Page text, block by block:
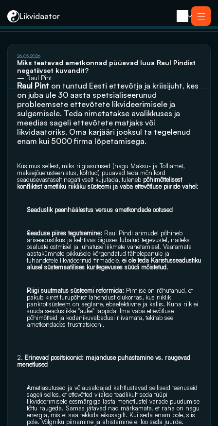
Likvidaator
Ликвидация с продажей
Ликвидация компании
Реорганизация
Банкротство
Закрытие компании e-резидента
Kontakt
26.05.2026
Miks teatavad ametkonnad püüavad luua Raul Pindist
negatiivset kuvandit?
— Raul Pint
Raul Pint on tuntud Eesti ettevõtja ja kriisijuht, kes
on juba üle 30 aasta spetsialiseerunud
probleemsete ettevõtete likvideerimisele ja
sulgemisele. Teda nimetatakse avalikkuses ja
meedias sageli ettevõtete matjaks või
likvidaatoriks. Oma karjääri jooksul ta tegelenud
enam kui 5000 firma lõpetamisega.
Küsimus sellest, miks riigiasutused (nagu Maksu- ja Tolliamet,
maksejõuetusteenistus, kohtud) püüavad teda mõnikord
seadusevastaselt negatiivselt kujutada, tuleneb põhimõttelisest
konfliktist ametliku riikliku süsteemi ja vaba ettevõtluse piiride vahel:
Seaduslik peenhäälestus versus ametkondade ootused
Seaduse piires tegutsemine: Raul Pindi ärimudel põhineb
äriseadustikus ja kehtivas õiguses lubatud tegevustel, näiteks
osaluste ostmisel ja juhatuse liikmete vahetamisel. Vaatamata
aastakümnete pikkusele kõrgendatud tähelepanule ja
tuhandetele likvideeritud firmadele, ei ole teda Karistusseadustiku
alusel süstemaatilises kuritegevuses süüdi mõistetud.
Riigi suutmatus süsteemi reformida: Pint ise on rõhutanud, et
pakub kiiret turupõhist lahendust olukorras, kus riiklik
pankrotisüsteem on aeglane, ebaefektiivne ja kallis. Kuna riik ei
suuda seaduslikke "auke" lappida ilma vaba ettevõtluse
põhimõtteid ja kodanikuvabadusi riivamata, tekitab see
ametkondades frustratsiooni.
2. Erinevad positsioonid: majanduse puhastamine vs. raugevad
menetlused
Ametiasutused ja võlausaldajad kahtlustavad selliseid teenuseid
sageli selles, et ettevõtted viiakse teadlikult seda tüüpi
likvideerimisele eesmärgiga lasta menetlustel varade puudumise
tõttu raugeda. Samas jätavad nad märkamata, et raha on nagu
energia, mis ei saa tekkida eikusagilt. Kui seda enam pole, siis
pole. Võlgniku piinamine ja ahistamine ei loo seda juurde.